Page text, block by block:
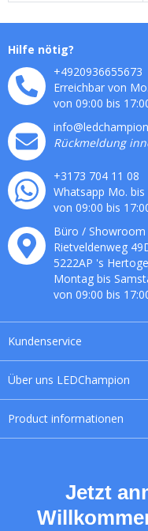
Über uns LEDChampion
Product informationen
Kundenservice
Hilfe nötig?
+4920936655673
Erreichbar von
von 09:00 bis
Rückmeldung
+3173 704 11 08
Whatsapp Mo. bis
von 09:00 bis
Büro / Showroom
Rietveldenweg 49
5222AP 's
Montag bis
von 09:00 bis
Jetzt